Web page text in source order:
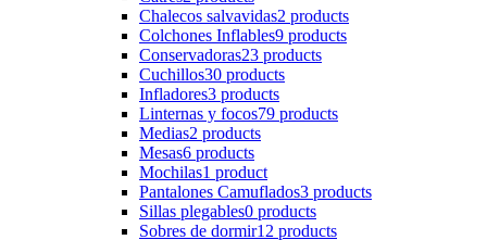
Chalecos salvavidas2 products
Colchones Inflables9 products
Conservadoras23 products
Cuchillos30 products
Infladores3 products
Linternas y focos79 products
Medias2 products
Mesas6 products
Mochilas1 product
Pantalones Camuflados3 products
Sillas plegables0 products
Sobres de dormir12 products